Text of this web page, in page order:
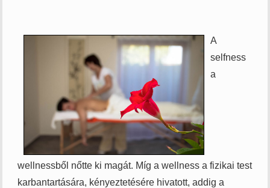
A
selfness
a
wellnessből nőtte ki magát. Míg a wellness a fizikai test
karbantartására, kényeztetésére hivatott, addig a